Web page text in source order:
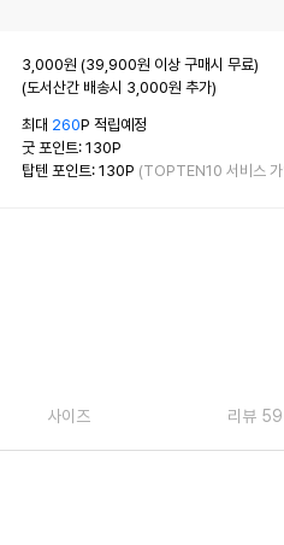
3,000원 (39,900원 이상 구매시 무료)
(도서산간 배송시 3,000원 추가)
최대 260P 적립예정
굿 포인트: 130P
탑텐 포인트: 130P (TOPTEN10 서비스 가
사이즈 리뷰 59